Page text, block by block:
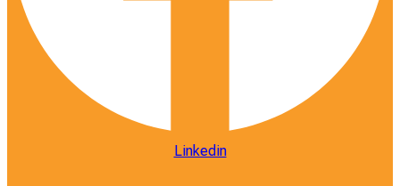
Linkedin